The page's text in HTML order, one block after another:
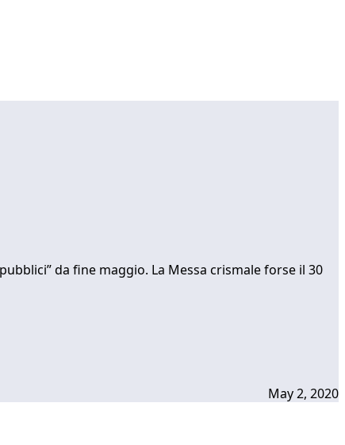
da fine maggio. La Messa crismale forse il 30
May 2, 2020